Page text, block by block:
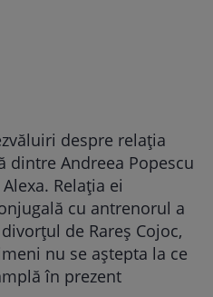
despre relația
dintre Andreea Popescu
Relația ei
cu antrenorul a
de Rareș Cojoc,
nu se aștepta la ce
în prezent